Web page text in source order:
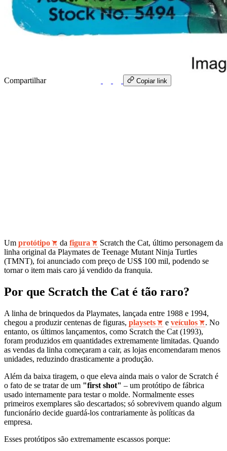
Compartilhar Copiar link
Um protótipo da figura
Scratch the Cat, último personagem da
linha original da Playmates de Teenage Mutant Ninja Turtles
(TMNT), foi anunciado com preço de US$ 100 mil, podendo se
tornar o item mais caro já vendido da franquia.
Por que Scratch the Cat é tão raro?
A linha de brinquedos da Playmates, lançada entre 1988 e 1994,
chegou a produzir centenas de figuras, playsets e veículos
. No
entanto, os últimos lançamentos, como Scratch the Cat (1993),
foram produzidos em quantidades extremamente limitadas. Quando
as vendas da linha começaram a cair, as lojas encomendaram menos
unidades, reduzindo drasticamente a produção.
Além da baixa tiragem, o que eleva ainda mais o valor de Scratch é
o fato de se tratar de um "first shot" – um protótipo de fábrica
usado internamente para testar o molde. Normalmente esses
primeiros exemplares são descartados; só sobrevivem quando algum
funcionário decide guardá‑los contrariamente às políticas da
empresa.
Esses protótipos são extremamente escassos porque: